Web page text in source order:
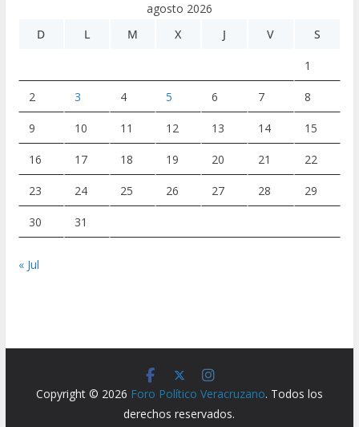
agosto 2026
D
L M X J V S
1
2 3 4 5 6 7 8
9 10 11 12 13 14 15
16 17 18 19 20 21 22
23 24 25 26 27 28 29
30 31
« Jul
Copyright © 2026 Foro Político Veracruzano. Todos los
derechos reservados.